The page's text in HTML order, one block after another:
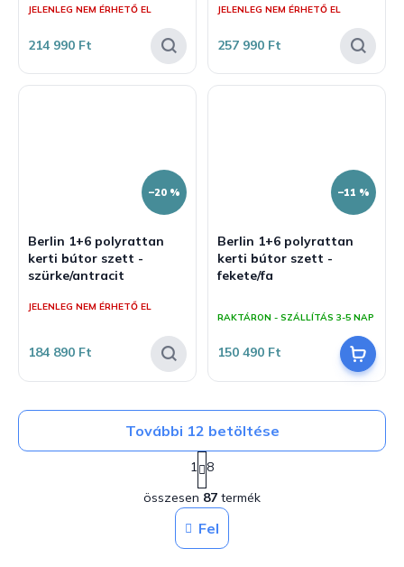
JELENLEG NEM ÉRHETŐ EL
214 990 Ft
JELENLEG NEM ÉRHETŐ EL
257 990 Ft
–20 %
Berlin 1+6 polyrattan
kerti bútor szett -
szürke/antracit
JELENLEG NEM ÉRHETŐ EL
184 890 Ft
–11 %
Berlin 1+6 polyrattan
kerti bútor szett -
fekete/fa
termék
5-
5,0
RAKTÁRON - SZÁLLÍTÁS 3-5 NAP
150 490 Ft
L
i
s
t
a
További 12 betöltése
L
a
p
o
á
s
1 8
összesen 87 termék
Fel